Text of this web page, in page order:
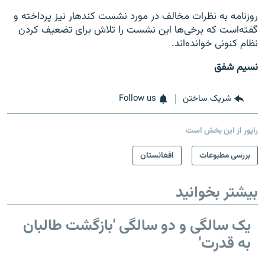
روزنامه به نظرات مخالف در مورد نشست کندهار نیز پرداخته و
گفته‌است که برخی‌ها این نشست را تلاش برای تضعیف کردن
نظام کنونی خوانده‌اند.
نسیم شفق
شریک ساختن Follow us
راپور از این بخش است
بررسی مطبوعات
افغانستان
بیشتر بخوانید
یک سالگی و دو سالگی 'بازگشت طالبان
به قدرت'